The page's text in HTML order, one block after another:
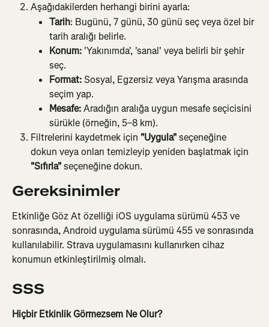
Aşağıdakilerden herhangi birini ayarla:
Tarih: Bugünü, 7 günü, 30 günü seç veya özel bir
tarih aralığı belirle.
Konum: 'Yakınımda', 'sanal' veya belirli bir şehir
seç.
Format: Sosyal, Egzersiz veya Yarışma arasında
seçim yap.
Mesafe: Aradığın aralığa uygun mesafe seçicisini
sürükle (örneğin, 5–8 km).
Filtrelerini kaydetmek için "Uygula" seçeneğine
dokun veya onları temizleyip yeniden başlatmak için
"Sıfırla" seçeneğine dokun.
Gereksinimler
Etkinliğe Göz At özelliği iOS uygulama sürümü 453 ve
sonrasında, Android uygulama sürümü 455 ve sonrasında
kullanılabilir. Strava uygulamasını kullanırken cihaz
konumun etkinleştirilmiş olmalı.
SSS
Hiçbir Etkinlik Görmezsem Ne Olur?